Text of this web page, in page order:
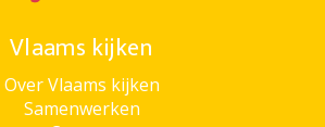
Vlaams kijken
Over Vlaams kijken
Samenwerken